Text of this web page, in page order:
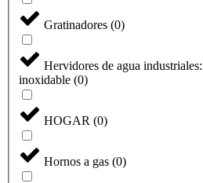
Gratinadores (0)
Hervidores de agua
inoxidable (0)
HOGAR (0)
Hornos a gas (0)